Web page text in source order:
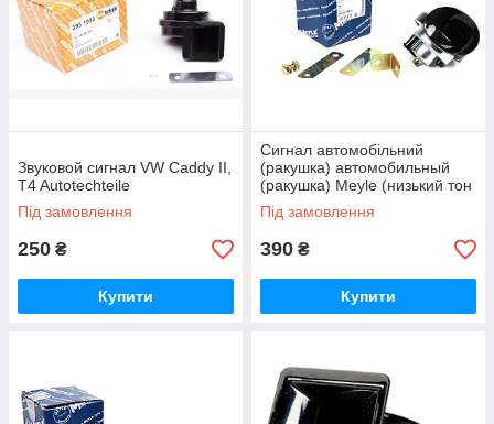
Звуковой сигнал VW Caddy II,
T4 Autotechteile
Під замовлення
250 ₴
Купити
Сигнал автомобільний
(ракушка) автомобильный
(ракушка) Meyle (низький тон
/ 420HZ)
Під замовлення
390 ₴
Купити